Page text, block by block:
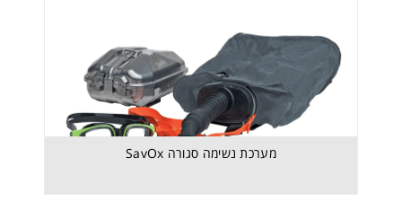
מערכת נשימה סגורה SavOx